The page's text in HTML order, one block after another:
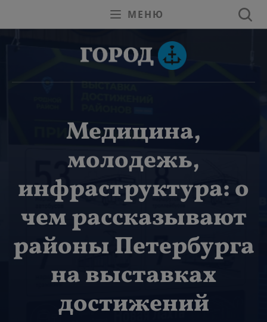
МЕНЮ
Медицина,
молодежь,
инфраструктура: о
чем рассказывают
районы Петербурга
на выставках
достижений